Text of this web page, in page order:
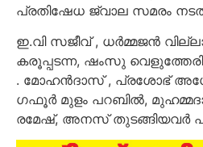
പ്രതിഷേധ ജ്വാല സമരം
ഇ.വി സജീവ് , ധർമ്മജൻ
കരൂപ്പടന്ന, ഷംസു
. മോഹൻദാസ് , പ്രശോഭ്
ഗഫൂർ മുളം പറബിൽ,
രമേഷ്, അനസ് തുടങ്ങിയവർ